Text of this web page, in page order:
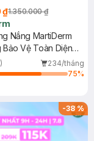
₫1.350.000 ₫
Nắng MartiDerm
Bảo Vệ Toàn Diện
234/tháng
75%
-38%